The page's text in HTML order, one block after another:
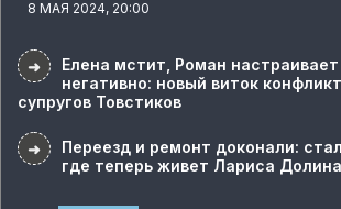
8 МАЯ 2024, 20:00
➜
Елена мстит, Роман
негативно: новый виток
супругов Товстиков
➜
Переезд и ремонт доконали:
где теперь живет Лариса Долина